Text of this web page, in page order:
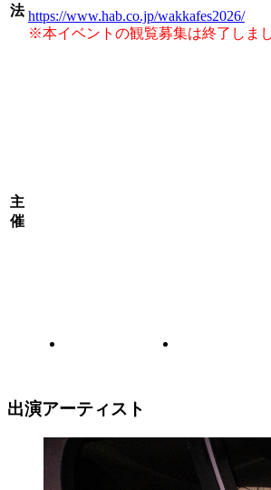
法 https://www.hab.co.jp/wakkafes2026/
※本イベントの観覧募集は終了しまし
主
催
出演アーティスト